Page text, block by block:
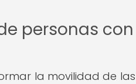
personas con
la movilidad de las